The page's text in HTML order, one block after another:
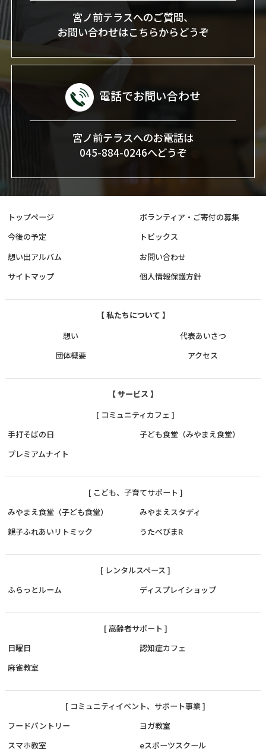
宮ノ前テラスへのご質問、
お問い合わせはこちらからどうぞ
電話でお問い合わせ
宮ノ前テラスへのお電話は
045-884-0246へどうぞ
トップページ
ボランティア・ご寄付の募集
今後の予定
トピックス
想い出アルバム
お問い合わせ
サイトマップ
個人情報保護方針
【 私たちについて 】
想い
代表あいさつ
団体概要
アクセス
【 サービス 】
[ コミュニティカフェ ]
手打そばの日
子ども食堂（みやまえ食堂）
プレミアムナイト
[ こども、子育てサポート ]
みやまえ食堂（子ども食堂）
みやまえスタディ
親子ふれあいリトミック
うたべびまR
[ レンタルスペース ]
ふらっとルーム
ディスプレイショップ
[ 高齢者サポート ]
日曜日
認知症カフェ
麻雀教室
[ コミュニティイベント、サポート事業 ]
フードパントリー
ヨガ教室
スマホ教室
eスポーツスクール